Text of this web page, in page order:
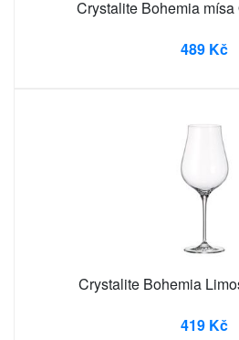
Crystalite Bohemia mísa
489 Kč
Crystalite Bohemia
419 Kč